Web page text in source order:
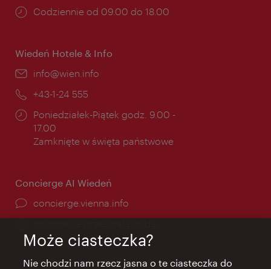
Godziny
Codziennie od 09.00 do 18.00
Wiedeń Hotele & Info
E-
info@wien.info
Telefon:
+43-1-24 555
Godziny
otwarcia:
Poniedziałek-Piątek godz. 9.00 -
17.00
Zamknięte w święta państwowe
Concierge AI Wiedeń
concierge.vienna.info
Może ciasteczka?
Nie chodzi nam rzecz jasna o te ciasteczka do